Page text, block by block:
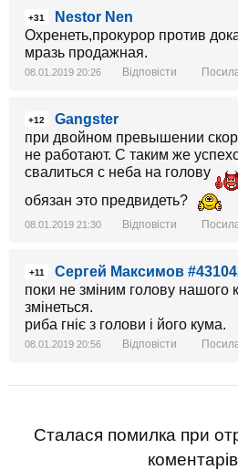
+31
Nestor Nen
Охренеть,прокурор против
мразь продажная.
08.01.2019 20:26 Відповісти
+12
Gangster
при двойном превышении
не работают. С таким же
свалиться с неба на голову
обязан это предвидеть?
08.01.2019 21:30 Відповісти
+11
Сергей Максимов
поки не зміним голову нашого
змінеться.
риба гніє з голови і його кума.
08.01.2019 20:56 Відповісти
Сталася помилка при